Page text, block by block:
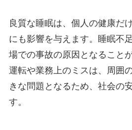
良質な睡眠は、個人の健康だ
にも影響を与えます。睡眠不
場での事故の原因となること
運転や業務上のミスは、周囲
きな問題となるため、社会の
す。